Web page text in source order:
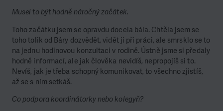
Musel to být hodně náročný začátek.
Toho začátku jsem se opravdu docela bála. Chtěla jsem se
toho tolik od Báry dozvědět, vidět ji při práci, ale smrsklo se to
na jednu hodinovou konzultaci v rodině. Ústně jsme si předaly
hodně informací, ale jak člověka nevidíš, nepropojíš si to.
Nevíš, jak je třeba schopný komunikovat, to všechno zjistíš,
až se s ním setkáš.
Co podpora koordinátorky nebo kolegyň?